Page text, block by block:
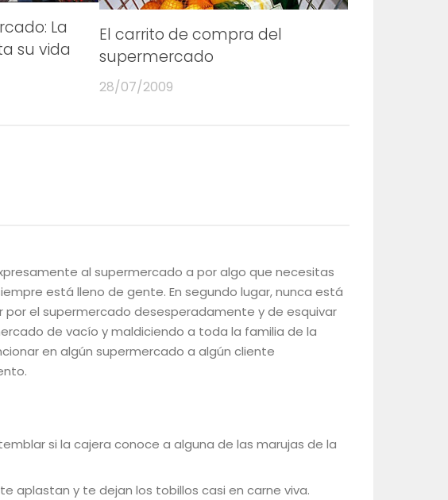
La
su vida
El carrito de compra del
supermercado
28/07/2009
al supermercado a por algo que necesitas
está lleno de gente. En segundo lugar, nunca está
el supermercado desesperadamente y de esquivar
de vacío y maldiciendo a toda la familia de la
en algún supermercado a algún cliente
si la cajera conoce a alguna de las marujas de la
aplastan y te dejan los tobillos casi en carne viva.